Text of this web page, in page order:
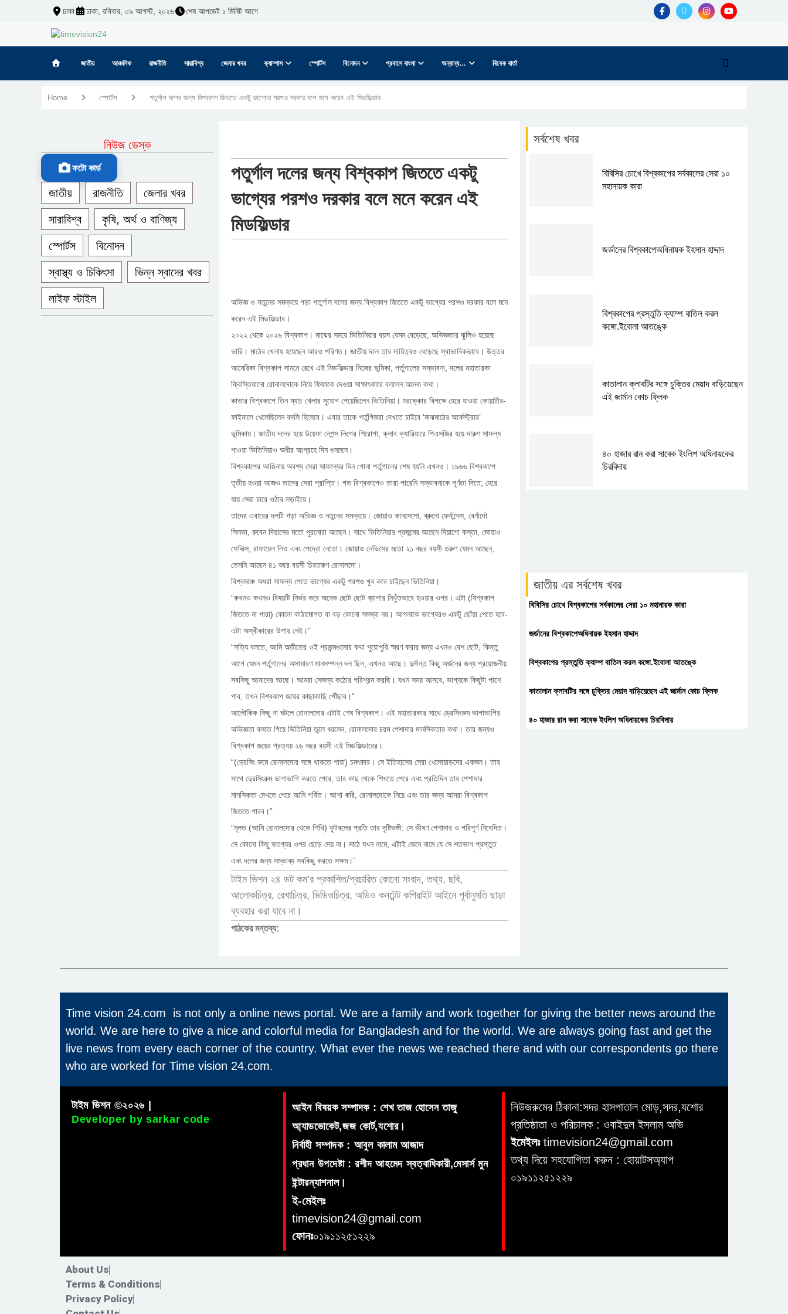
ঢাকা ঢাকা, রবিবার, ০৯ আগস্ট, ২০২৬ শেষ আপডেট ১ মিনিট আগে
জাতীয় আঞ্চলিক রাজনীতি সারাবিশ্ব জেলার খবর ক্যাম্পাস স্পোর্টস বিনোদন প্রবাসে বাংলা অন্যান্য… বিবেক বার্তা
Home স্পোর্টস পতুর্গাল দলের জন্য বিশ্বকাপ জিততে একটু ভাগ্যের পরশও দরকার বলে মনে করেন এই মিডফিল্ডার
নিউজ ডেস্ক
ফটো কার্ড
জাতীয় রাজনীতি জেলার খবর
সারাবিশ্ব কৃষি, অর্থ ও বাণিজ্য
স্পোর্টস বিনোদন
স্বাস্থ্য ও চিকিৎসা ভিন্ন স্বাদের খবর
লাইফ স্টাইল
পতুর্গাল দলের জন্য বিশ্বকাপ জিততে একটু
ভাগ্যের পরশও দরকার বলে মনে করেন এই
মিডফিল্ডার
অভিজ্ঞ ও নতুনের সমন্বয়ে গড়া পতুর্গাল দলের জন্য বিশ্বকাপ জিততে একটু ভাগ্যের পরশও দরকার বলে মনে
করেন এই মিডফিল্ডার।
২০২২ থেকে ২০২৬ বিশ্বকাপ। মাঝের সময়ে ভিতিনিয়ার বয়স যেমন বেড়েছে, অভিজ্ঞতার ঝুলিও হয়েছে
ভারি। মাঠের খেলায় হয়েছেন আরও পরিণত। জাতীয় দলে তার দায়িত্বও বেড়েছে স্বাভাবিকভাবে। উত্তর
আমেরিকা বিশ্বকাপ সামনে রেখে এই মিডফিল্ডার নিজের ভূমিকা, পর্তুগালের সম্ভাবনা, দলের মহাতারকা
ক্রিস্তিয়ানো রোনালদোকে নিয়ে ফিফাকে দেওয়া সাক্ষাৎকারে বললেন অনেক কথা।
কাতার বিশ্বকাপে তিন ম্যাচ খেলার সুযোগ পেয়েছিলেন ভিতিনিয়া। মরক্কোর বিপক্ষে হেরে যাওয়া কোয়ার্টার-
ফাইনালে খেলেছিলেন বদলি হিসেবে। এবার তাকে পর্তুগিজরা দেখতে চাইবে ‘মাঝমাঠের অর্কেস্ট্রার’
ভূমিকায়। জাতীয় দলের হয়ে উয়েফা নেশন্স লিগের শিরোপা, ক্লাব ক্যারিয়ারে পিএসজির হয়ে দারুণ সাফল্য
পাওয়া ভিতিনিয়াও অধীর আগ্রহে দিন গুনছেন।
বিশ্বকাপের আঙিনায় অবশ্য সেরা সাফল্যের দিন গোনা পর্তুগালের শেষ হয়নি এখনও। ১৯৬৬ বিশ্বকাপে
তৃতীয় হওয়া আজও তাদের সেরা প্রাপ্তি। গত বিশ্বকাপেও তারা পারেনি সম্ভাবনাকে পূর্ণতা দিতে; হেরে
যায় সেরা চারে ওঠার লড়াইয়ে।
তাদের এবারের দলটি গড়া অভিজ্ঞ ও নতুনের সমন্বয়ে। জোয়াও কানসেলো, ব্রুনো ফের্নান্দেস, বের্নার্দো
সিলভা, রুবেন দিয়াসের মতো পুরনোরা আছেন। সাথে ভিতিনিয়ার প্রজন্মের আছেন দিয়াগো কস্তা, জোয়াও
ফেলিক্স, রাফায়েল লিও এবং পেদ্রো নেতো। জোয়াও নেভিসের মতো ২১ বছর বয়সী তরুণ যেমন আছেন,
তেমনি আছেন ৪১ বছর বয়সী চিরতরুণ রোনালদো।
বিশ্বমঞ্চে অধরা সাফল্য পেতে ভাগ্যের একটু পরশও খুব করে চাইছেন ভিতিনিয়া।
“কখনও কখনও বিষয়টি নির্ভর করে অনেক ছোট ছোট ব্যাপার নিখুঁতভাবে হওয়ার ওপর। এটা (বিশ্বকাপ
জিততে না পারা) কোনো কাঠামোগত বা বড় কোনো সমস্যা নয়। আপনাকে ভাগ্যেরও একটু ছোঁয়া পেতে হবে-
এটা অস্বীকারের উপায় নেই।”
“সত্যি বলতে, আমি অতীতের ওই প্রজন্মগুলোর কথা পুরোপুরি স্মরণ করার জন্য এখনও বেশ ছোট, কিন্তু
আগে যেমন পর্তুগালের অসাধারণ মানসম্পন্ন দল ছিল, এখনও আছে। দুর্দান্ত কিছু অর্জনের জন্য প্রয়োজনীয়
সবকিছু আমাদের আছে। আমরা সেজন্য কঠোর পরিশ্রম করছি। যখন সময় আসবে, ভাগ্যকে কিছুটা পাশে
পাব, তখন বিশ্বকাপ জয়ের কাছাকাছি পৌঁছাব।”
আলৌকিক কিছু না ঘটলে রোনালদোর এটাই শেষ বিশ্বকাপ। এই মহাতারকার সাথে ড্রেসিংরুম ভাগাভাগির
অভিজ্ঞতা বলতে গিয়ে ভিতিনিয়া তুলে ধরলেন, রোনালদোর চরম পেশাদার মানসিকতার কথা। তার জন্যও
বিশ্বকাপ জয়ের প্রত্যয় ২৬ বছর বয়সী এই মিডফিল্ডারের।
“(ড্রেসিং রুমে রোনালদোর সঙ্গে থাকতে পারা) চমৎকার। সে ইতিহাসের সেরা খেলোয়াড়দের একজন। তার
সাথে ড্রেসিংরুম ভাগাভাগি করতে পেরে, তার কাছ থেকে শিখতে পেরে এবং প্রতিদিন তার পেশাদার
মানসিকতা দেখতে পেরে আমি গর্বিত। আশা করি, রোনালদোকে নিয়ে এবং তার জন্য আমরা বিশ্বকাপ
জিততে পারব।”
“মূলত (আমি রোনালদোর থেকে শিখি) ফুটবলের প্রতি তার দৃষ্টিভঙ্গী: সে ভীষণ পেশাদার ও পরিপূর্ণ নিবেদিত।
সে কোনো কিছু ভাগ্যের ওপর ছেড়ে দেয় না। মাঠে যখন নামে, এটাই জেনে নামে যে সে শতভাগ প্রস্তুত
এবং দলের জন্য সম্ভাব্য সবকিছু করতে সক্ষম।”
টাইম ভিশন ২৪ ডট কম’র প্রকাশিত/প্রচারিত কোনো সংবাদ, তথ্য, ছবি,
আলোকচিত্র, রেখাচিত্র, ভিডিওচিত্র, অডিও কনটেন্ট কপিরাইট আইনে পূর্বানুমতি ছাড়া
ব্যবহার করা যাবে না।
পাঠকের মন্তব্য:
সর্বশেষ খবর
বিবিসির চোখে বিশ্বকাপের সর্বকালের সেরা ১০
মহানায়ক কারা
জর্ডানের বিশ্বকাপেঅধিনায়ক ইহসান হাদ্দাদ
বিশ্বকাপের প্রস্তুতি ক্যাম্প বাতিল করল
কঙ্গো.ইবোলা আতঙ্কে
কাতালান ক্লাবটির সঙ্গে চুক্তির মেয়াদ বাড়িয়েছেন
এই জার্মান কোচ ফ্লিক
৪০ হাজার রান করা সাবেক ইংলিশ অধিনায়কের
চিরবিদায়
জাতীয় এর সর্বশেষ খবর
বিবিসির চোখে বিশ্বকাপের সর্বকালের সেরা ১০ মহানায়ক কারা
জর্ডানের বিশ্বকাপেঅধিনায়ক ইহসান হাদ্দাদ
বিশ্বকাপের প্রস্তুতি ক্যাম্প বাতিল করল কঙ্গো.ইবোলা আতঙ্কে
কাতালান ক্লাবটির সঙ্গে চুক্তির মেয়াদ বাড়িয়েছেন এই জার্মান কোচ ফ্লিক
৪০ হাজার রান করা সাবেক ইংলিশ অধিনায়কের চিরবিদায়
Time vision 24.com is not only a online news portal. We are a family and work together for giving the better news around the
world. We are here to give a nice and colorful media for Bangladesh and for the world. We are always going fast and get the
live news from every each corner of the country. What ever the news we reached there and with our correspondents go there
who are worked for Time vision 24.com.
টাইম ভিশন ©২০২৬ |
Developer by sarkar code
আইন বিষয়ক সম্পাদক : শেখ তাজ হোসেন তাজু
আ্যাডভোকেট,জজ কোর্ট,যশোর।
নির্বাহী সম্পাদক : আবুল কালাম আজাদ
প্রধান উপদেষ্টা : রশীদ আহমেদ স্বত্বাধিকারী,মেসার্স মুন
ইন্টারন্যাশনাল।
ই-মেইলঃ
timevision24@gmail.com
ফোনঃ০১৯১১২৫১২২৯
নিউজরুমের ঠিকানা:সদর হাসপাতাল মোড়,সদর,যশোর
প্রতিষ্ঠাতা ও পরিচালক : ওবাইদুল ইসলাম অভি
ইমেইলঃtimevision24@gmail.com
তথ্য দিয়ে সহযোগিতা করুন : হোয়াটসঅ্যাপ
০১৯১১২৫১২২৯
About Us
Terms & Conditions
Privacy Policy